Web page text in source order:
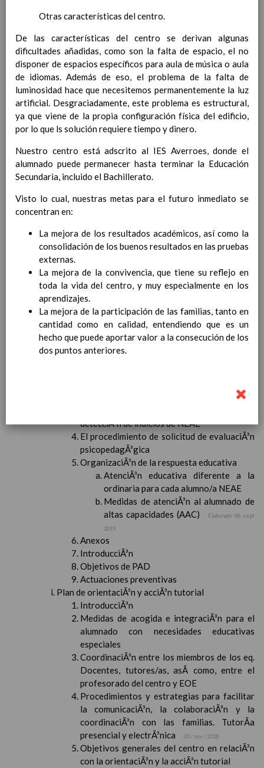
evaluaciÃ³n
Las evaluaciones externas
La evaluaciÃ³n del alumnado con necesidad
especÃ­fica de apoyo educativo
Las sesiones de evaluaciÃ³n. Actas
Procedimiento para la informaciÃ³n a las
familias sobre los procesos de evaluaciÃ³n
Criterios de promociÃ³n del alumnado
Procedimiento para tomar en consideraciÃ³n
la informaciÃ³n y criterio del tutor/a
Procedimiento para oÃ­r a los/as tutores/as
legales del alumnado previo a la toma de
decisiÃ³n de promociÃ³n
calificaciones finales y/o a la decisiÃ³n de
AnÃ¡lisis de resultados escolares
Criterios pedagÃ³gicos para la determinaciÃ³n del
horario individual del profesorado, y la dedicaciÃ³n
de las personas responsables de los Ã³rganos de
coordinaciÃ³n docente, asÃ­ como la asignaciÃ³n de
tutorÃ­as y agrupamientos de alumnado.
Normativa relacionada
Elaborado 8 / Sep / 2018
Criterios pedagÃ³gicos para la asignaciÃ³n
de enseÃ±anzas y tutorÃ­as
Elaborado 8 / Sep / 2018
Plan de atenciÃ³n a la diversidad.
detecciÃ³n de indicios de NEAE
El procedimiento de solicitud de evaluaciÃ³n
psicopedagÃ³gica
OrganizaciÃ³n de la respuesta educativa
AtenciÃ³n educativa diferente a la
ordinaria para cada alumno/a NEAE
Medidas de atenciÃ³n al alumnado de
altas capacidades (AAC)
Elaborado 06 sept
2019
Anexos
IntroducciÃ³n
Objetivos de PAD
Actuaciones preventivas
Plan de orientaciÃ³n y acciÃ³n tutorial
IntroducciÃ³n
Medidas de acogida e integraciÃ³n para el
alumnado con necesidades educativas
especiales
CoordinaciÃ³n entre los miembros de los eq.
Docentes, tutores/as, asÃ­ como, entre el
profesorado del centro y EOE
Procedimientos y estrategias para facilitar
la comunicaciÃ³n, la colaboraciÃ³n y la
coordinaciÃ³n con las familias. TutorÃ­a
presencial y electrÃ³nica
05 / nov / 2018
Objetivos generales del centro en relaciÃ³n
con la orientaciÃ³n y la acciÃ³n tutorial
Otras características del centro.
De las características del centro se derivan algunas
dificultades añadidas, como son la falta de espacio, el no
disponer de espacios específicos para aula de música o aula
de idiomas. Además de eso, el problema de la falta de
luminosidad hace que necesitemos permanentemente la luz
artificial. Desgraciadamente, este problema es estructural,
ya que viene de la propia configuración física del edificio,
por lo que ls solución requiere tiempo y dinero.
Nuestro centro está adscrito al IES Averroes, donde el
alumnado puede permanecer hasta terminar la Educación
Secundaria, incluido el Bachillerato.
Visto lo cual, nuestras metas para el futuro inmediato se
concentran en:
La mejora de los resultados académicos, así como la
consolidación de los buenos resultados en las pruebas
externas.
La mejora de la convivencia, que tiene su reflejo en
toda la vida del centro, y muy especialmente en los
aprendizajes.
La mejora de la participación de las familias, tanto en
cantidad como en calidad, entendiendo que es un
hecho que puede aportar valor a la consecución de los
dos puntos anteriores.